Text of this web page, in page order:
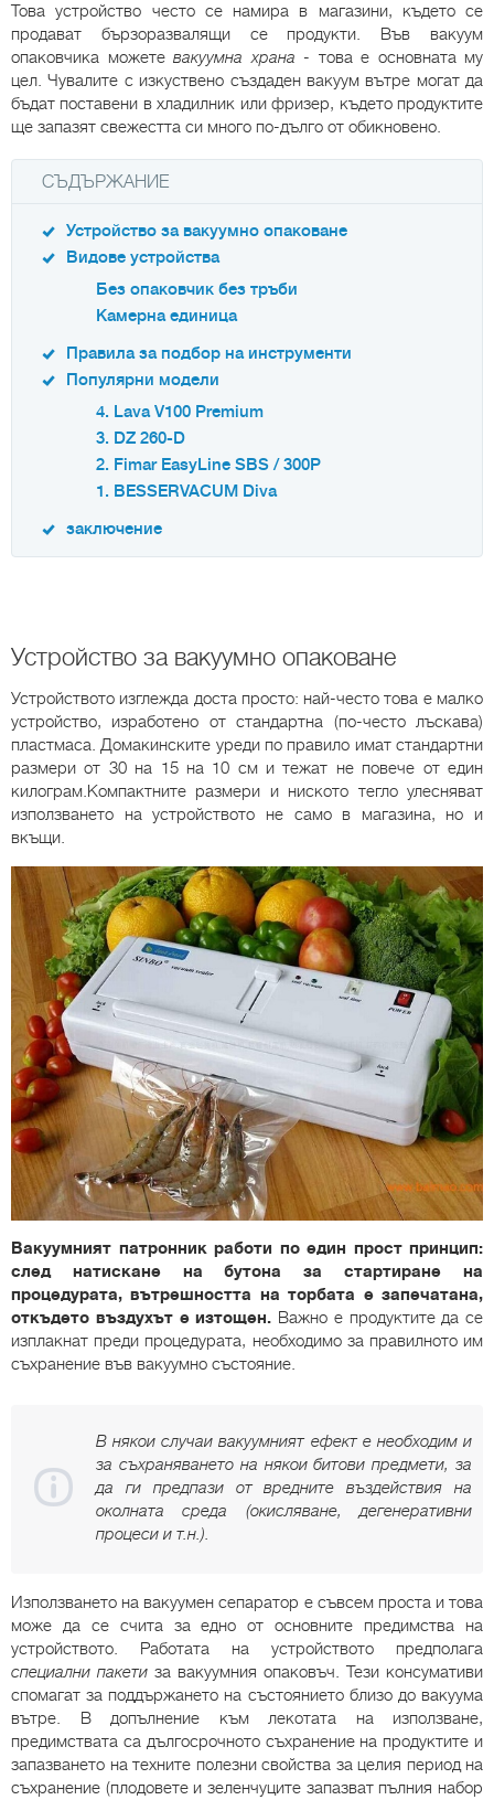
Това устройство често се намира в магазини, където се
продават бързоразвалящи се продукти. Във вакуум
опаковчика можете вакуумна храна - това е основната му
цел. Чувалите с изкуствено създаден вакуум вътре могат да
бъдат поставени в хладилник или фризер, където продуктите
ще запазят свежестта си много по-дълго от обикновено.
СЪДЪРЖАНИЕ
Устройство за вакуумно опаковане
Видове устройства
Без опаковчик без тръби
Камерна единица
Правила за подбор на инструменти
Популярни модели
4. Lava V100 Premium
3. DZ 260-D
2. Fimar EasyLine SBS / 300P
1. BESSERVACUM Diva
заключение
Устройство за вакуумно опаковане
Устройството изглежда доста просто: най-често това е малко
устройство, изработено от стандартна (по-често лъскава)
пластмаса. Домакинските уреди по правило имат стандартни
размери от 30 на 15 на 10 см и тежат не повече от един
килограм.Компактните размери и ниското тегло улесняват
използването на устройството не само в магазина, но и
вкъщи.
Вакуумният патронник работи по един прост принцип:
след натискане на бутона за стартиране на
процедурата, вътрешността на торбата е запечатана,
откъдето въздухът е изтощен. Важно е продуктите да се
изплакнат преди процедурата, необходимо за правилното им
съхранение във вакуумно състояние.
В някои случаи вакуумният ефект е необходим и
за съхраняването на някои битови предмети, за
да ги предпази от вредните въздействия на
околната среда (окисляване, дегенеративни
процеси и т.н.).
Използването на вакуумен сепаратор е съвсем проста и това
може да се счита за едно от основните предимства на
устройството. Работата на устройството предполага
специални пакети за вакуумния опаковъч. Тези консумативи
спомагат за поддържането на състоянието близо до вакуума
вътре. В допълнение към лекотата на използване,
предимствата са дългосрочното съхранение на продуктите и
запазването на техните полезни свойства за целия период на
съхранение (плодовете и зеленчуците запазват пълния набор